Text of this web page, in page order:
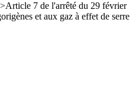
>Article 7 de l'arrêté du 29 février
et aux gaz à effet de serre